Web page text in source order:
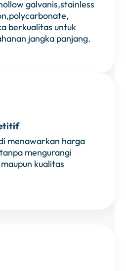
galvanis,stainless
berkualitas untuk
jangka panjang.
menawarkan harga
mengurangi
kualitas